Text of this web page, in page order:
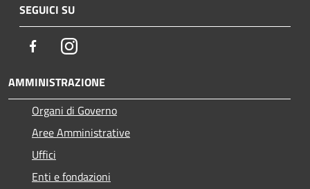
SEGUICI SU
FacebookInstagram
AMMINISTRAZIONE
Organi di Governo
Aree Amministrative
Uffici
Enti e fondazioni